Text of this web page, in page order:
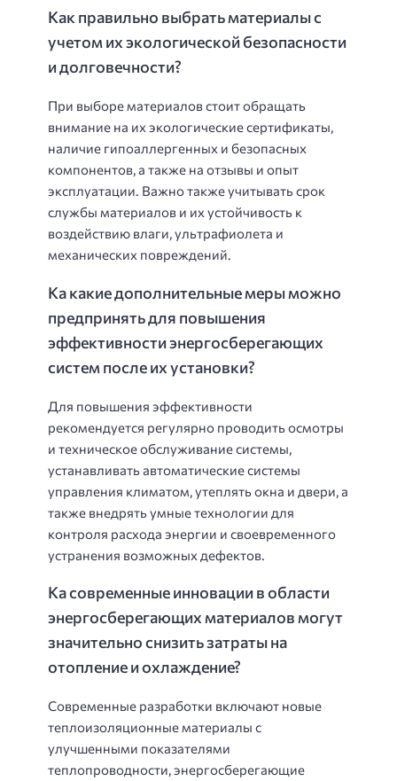
Как правильно выбрать материалы с
учетом их экологической безопасности
и долговечности?
При выборе материалов стоит обращать
внимание на их экологические сертификаты,
наличие гипоаллергенных и безопасных
компонентов, а также на отзывы и опыт
эксплуатации. Важно также учитывать срок
службы материалов и их устойчивость к
воздействию влаги, ультрафиолета и
механических повреждений.
Ка какие дополнительные меры можно
предпринять для повышения
эффективности энергосберегающих
систем после их установки?
Для повышения эффективности
рекомендуется регулярно проводить осмотры
и техническое обслуживание системы,
устанавливать автоматические системы
управления климатом, утеплять окна и двери, а
также внедрять умные технологии для
контроля расхода энергии и своевременного
устранения возможных дефектов.
Ка современные инновации в области
энергосберегающих материалов могут
значительно снизить затраты на
отопление и охлаждение?
Современные разработки включают новые
теплоизоляционные материалы с
улучшенными показателями
теплопроводности, энергосберегающие